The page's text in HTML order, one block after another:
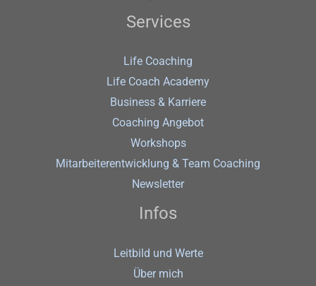
Services
Life Coaching
Life Coach Academy
Business & Karriere
Coaching Angebot
Workshops
Mitarbeiterentwicklung & Team Coaching
Newsletter
Infos
Leitbild und Werte
Über mich